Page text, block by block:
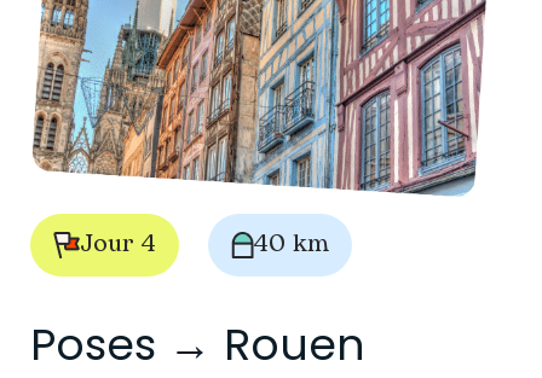
Jour 4 40 km
Poses → Rouen